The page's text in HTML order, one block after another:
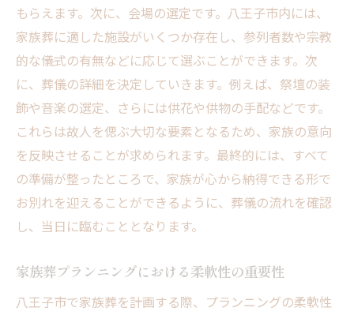
もらえます。次に、会場の選定です。八王子市内には、
家族葬に適した施設がいくつか存在し、参列者数や宗教
的な儀式の有無などに応じて選ぶことができます。次
に、葬儀の詳細を決定していきます。例えば、祭壇の装
飾や音楽の選定、さらには供花や供物の手配などです。
これらは故人を偲ぶ大切な要素となるため、家族の意向
を反映させることが求められます。最終的には、すべて
の準備が整ったところで、家族が心から納得できる形で
お別れを迎えることができるように、葬儀の流れを確認
し、当日に臨むこととなります。
家族葬プランニングにおける柔軟性の重要性
八王子市で家族葬を計画する際、プランニングの柔軟性